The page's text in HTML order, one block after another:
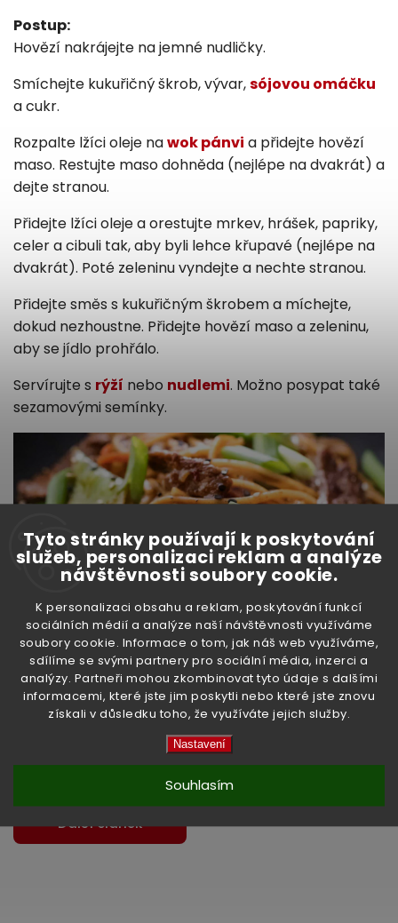
Tyto stránky používají k poskytování
služeb, personalizaci reklam a analýze
návštěvnosti soubory cookie.
K personalizaci obsahu a reklam, poskytování funkcí
sociálních médií a analýze naší návštěvnosti využíváme
soubory cookie. Informace o tom, jak náš web využíváme,
sdílíme se svými partnery pro sociální média, inzerci a
analýzy. Partneři mohou zkombinovat tyto údaje s dalšími
informacemi, které jste jim poskytli nebo které jste znovu
získali v důsledku toho, že využíváte jejich služby.
Nastavení
Souhlasím
Postup:
Hovězí nakrájejte na jemné nudličky.
Smíchejte kukuřičný škrob, vývar,sójovou omáčku
a cukr.
Rozpalte lžíci oleje nawok pánvi a přidejte hovězí
maso. Restujte maso dohněda (nejlépe na dvakrát) a
dejte stranou.
Přidejte lžíci oleje a orestujte mrkev, hrášek, papriky,
celer a cibuli tak, aby byli lehce křupavé (nejlépe na
dvakrát). Poté zeleninu vyndejte a nechte stranou.
Přidejte směs s kukuřičným škrobem a míchejte,
dokud nezhoustne. Přidejte hovězí maso a zeleninu,
aby se jídlo prohřálo.
Servírujte s rýží nebo nudlemi. Možno posypat také
sezamovými semínky.
Předchozí článek
Další článek